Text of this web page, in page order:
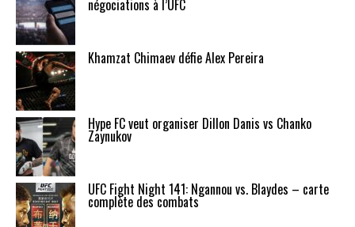
négociations à l’UFC
Khamzat Chimaev défie Alex Pereira
Hype FC veut organiser Dillon Danis vs Chanko
Zaynukov
UFC Fight Night 141: Ngannou vs. Blaydes – carte
complète des combats